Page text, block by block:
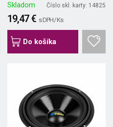
Skladom Číslo skl. karty: 14825
19,47 € s DPH/ Ks
Do košíka